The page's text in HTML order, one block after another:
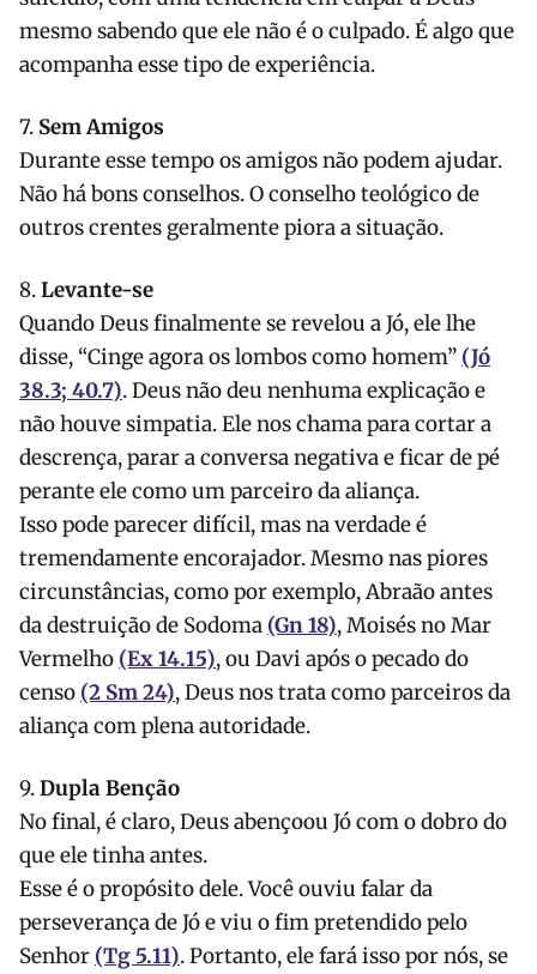
mesmo sabendo que ele não é o culpado. É algo que
acompanha esse tipo de experiência.
7. Sem Amigos
Durante esse tempo os amigos não podem ajudar.
Não há bons conselhos. O conselho teológico de
outros crentes geralmente piora a situação.
8.Levante-se
Quando Deus finalmente se revelou a Jó, ele lhe
disse, “Cinge agora os lombos como homem” (Jó
38.3; 40.7). Deus não deu nenhuma explicação e
não houve simpatia. Ele nos chama para cortar a
descrença, parar a conversa negativa e ficar de pé
perante ele como um parceiro da aliança.
Isso pode parecer difícil, mas na verdade é
tremendamente encorajador. Mesmo nas piores
circunstâncias, como por exemplo, Abraão antes
da destruição de Sodoma (Gn 18), Moisés no Mar
Vermelho (Ex 14.15), ou Davi após o pecado do
censo (2 Sm 24), Deus nos trata como parceiros da
aliança com plena autoridade.
9.Dupla Benção
No final, é claro, Deus abençoou Jó com o dobro do
que ele tinha antes.
Esse é o propósito dele. Você ouviu falar da
perseverança de Jó e viu o fim pretendido pelo
Senhor (Tg 5.11). Portanto, ele fará isso por nós, se